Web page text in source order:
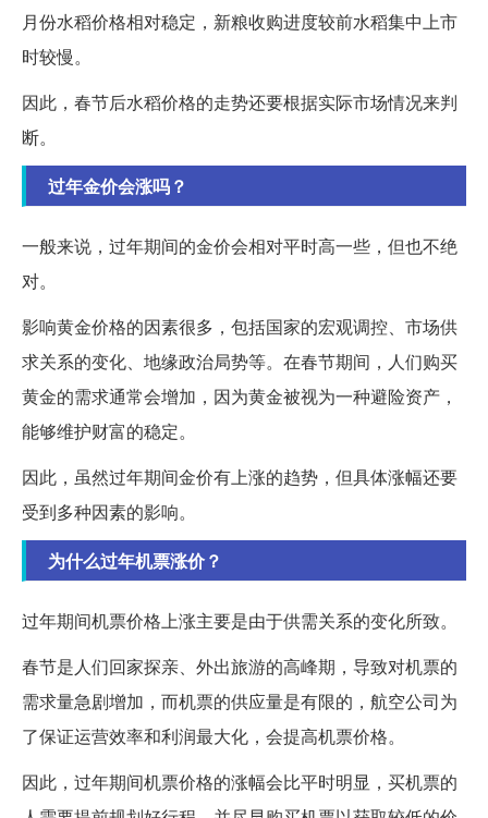
月份水稻价格相对稳定，新粮收购进度较前水稻集中上市
时较慢。
因此，春节后水稻价格的走势还要根据实际市场情况来判
断。
过年金价会涨吗？
一般来说，过年期间的金价会相对平时高一些，但也不绝
对。
影响黄金价格的因素很多，包括国家的宏观调控、市场供
求关系的变化、地缘政治局势等。在春节期间，人们购买
黄金的需求通常会增加，因为黄金被视为一种避险资产，
能够维护财富的稳定。
因此，虽然过年期间金价有上涨的趋势，但具体涨幅还要
受到多种因素的影响。
为什么过年机票涨价？
过年期间机票价格上涨主要是由于供需关系的变化所致。
春节是人们回家探亲、外出旅游的高峰期，导致对机票的
需求量急剧增加，而机票的供应量是有限的，航空公司为
了保证运营效率和利润最大化，会提高机票价格。
因此，过年期间机票价格的涨幅会比平时明显，买机票的